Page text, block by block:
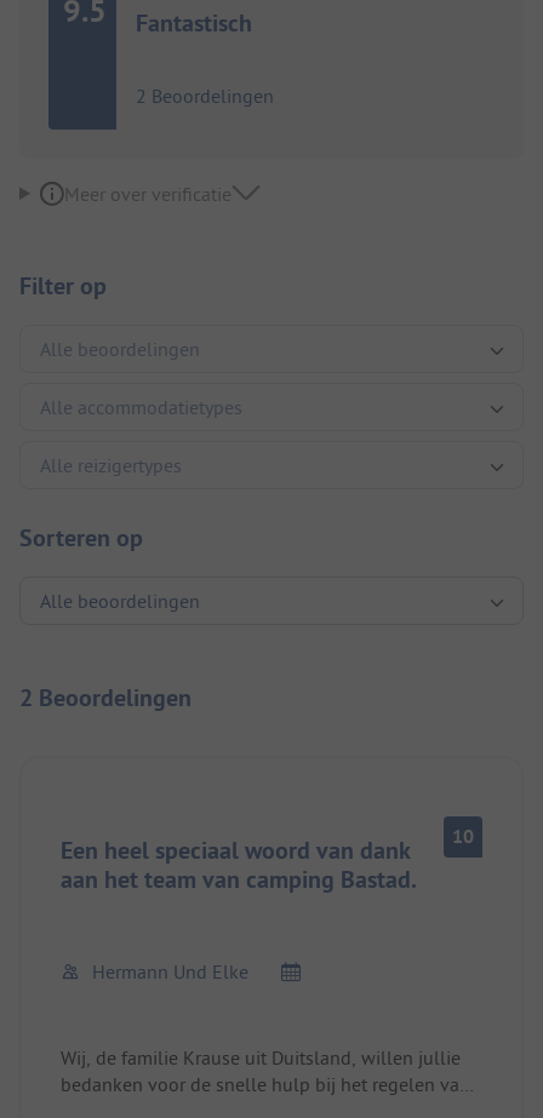
9.5 Fantastisch
2 Beoordelingen
Meer over verificatie
Filter op
Sorteren op
2 Beoordelingen
Een heel speciaal woord van dank
aan het team van camping Bastad.
10
Hermann Und Elke
Wij, de familie Krause uit Duitsland, willen jullie
bedanken voor de snelle hulp bij het regelen van